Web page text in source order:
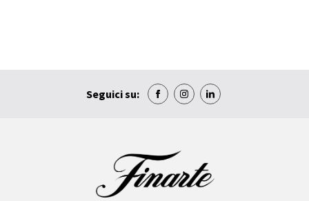
Seguici su: